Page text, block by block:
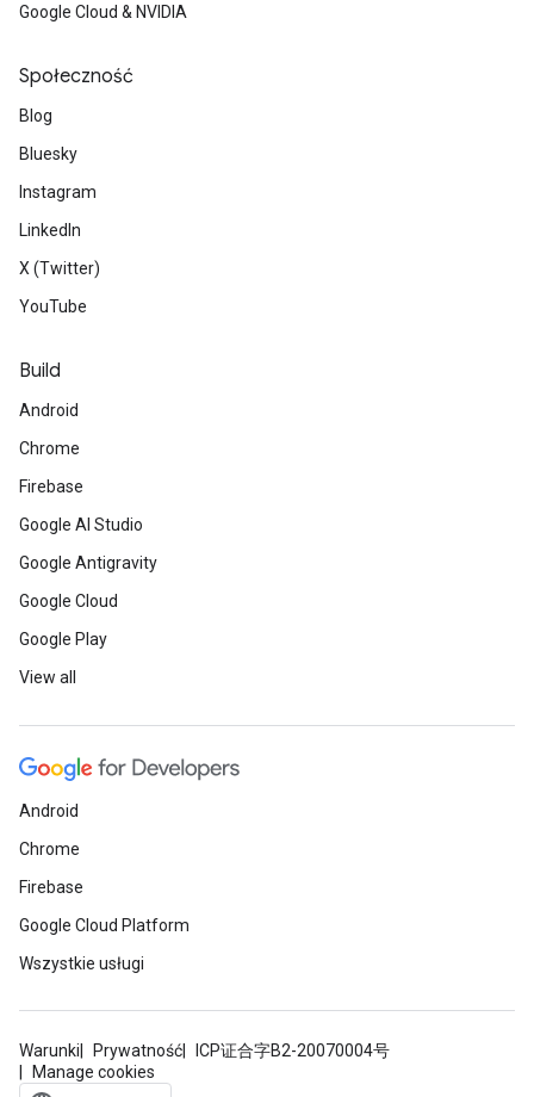
Google Cloud & NVIDIA
Społeczność
Blog
Bluesky
Instagram
LinkedIn
X (Twitter)
YouTube
Build
Android
Chrome
Firebase
Google AI Studio
Google Antigravity
Google Cloud
Google Play
View all
Android
Chrome
Firebase
Google Cloud Platform
Wszystkie usługi
Warunki Prywatność
ICP证合字B2-20070004号
Manage cookies